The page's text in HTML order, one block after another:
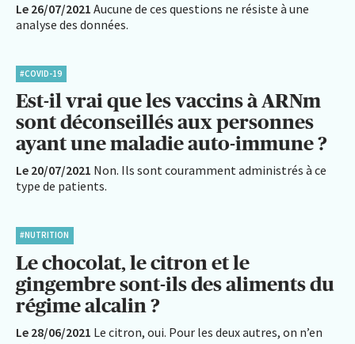
Le 26/07/2021 Aucune de ces questions ne résiste à une
analyse des données.
#COVID-19
Est-il vrai que les vaccins à ARNm
sont déconseillés aux personnes
ayant une maladie auto-immune ?
Le 20/07/2021 Non. Ils sont couramment administrés à ce
type de patients.
#NUTRITION
Le chocolat, le citron et le
gingembre sont-ils des aliments du
régime alcalin ?
Le 28/06/2021 Le citron, oui. Pour les deux autres, on n’en